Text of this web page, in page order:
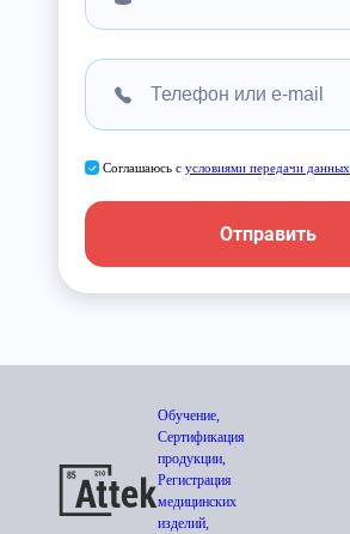
Соглашаюсь с условиями передачи данных
Отправить
Обучение,
Сертификация
продукции,
Регистрация
медицинских
изделий,